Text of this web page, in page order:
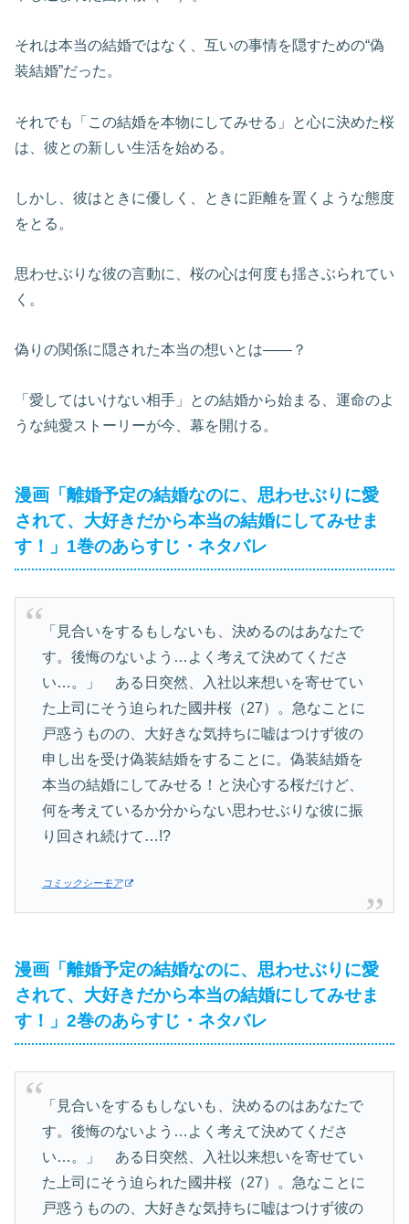
それは本当の結婚ではなく、互いの事情を隠すための“偽
装結婚”だった。
それでも「この結婚を本物にしてみせる」と心に決めた桜
は、彼との新しい生活を始める。
しかし、彼はときに優しく、ときに距離を置くような態度
をとる。
思わせぶりな彼の言動に、桜の心は何度も揺さぶられてい
く。
偽りの関係に隠された本当の想いとは――？
「愛してはいけない相手」との結婚から始まる、運命のよ
うな純愛ストーリーが今、幕を開ける。
漫画「離婚予定の結婚なのに、思わせぶりに愛
されて、大好きだから本当の結婚にしてみせま
す！」1巻のあらすじ・ネタバレ
「見合いをするもしないも、決めるのはあなたで
す。後悔のないよう…よく考えて決めてくださ
い…。」 ある日突然、入社以来想いを寄せてい
た上司にそう迫られた國井桜（27）。急なことに
戸惑うものの、大好きな気持ちに嘘はつけず彼の
申し出を受け偽装結婚をすることに。偽装結婚を
本当の結婚にしてみせる！と決心する桜だけど、
何を考えているか分からない思わせぶりな彼に振
り回され続けて…!?
コミックシーモア
漫画「離婚予定の結婚なのに、思わせぶりに愛
されて、大好きだから本当の結婚にしてみせま
す！」2巻のあらすじ・ネタバレ
「見合いをするもしないも、決めるのはあなたで
す。後悔のないよう…よく考えて決めてくださ
い…。」 ある日突然、入社以来想いを寄せてい
た上司にそう迫られた國井桜（27）。急なことに
戸惑うものの、大好きな気持ちに嘘はつけず彼の